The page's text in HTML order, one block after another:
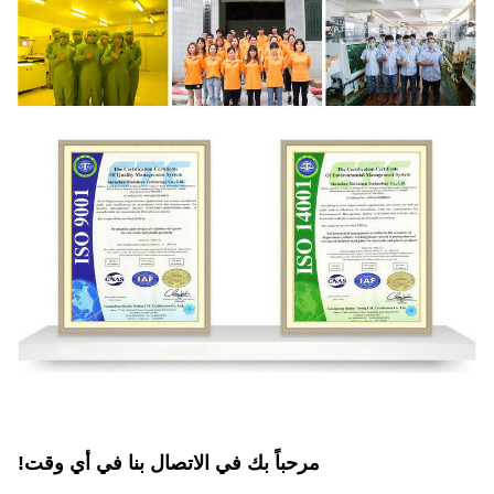
مرحباً بك في الاتصال بنا في أي وقت!